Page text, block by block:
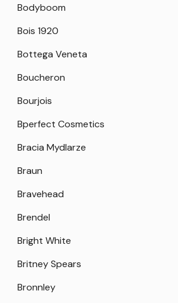
Bodyboom
Bois 1920
Bottega Veneta
Boucheron
Bourjois
Bperfect Cosmetics
Bracia Mydlarze
Braun
Bravehead
Brendel
Bright White
Britney Spears
Bronnley